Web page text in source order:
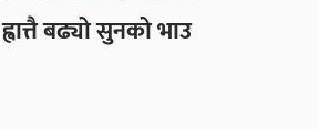
ह्वात्तै बढ्यो सुनको भाउ